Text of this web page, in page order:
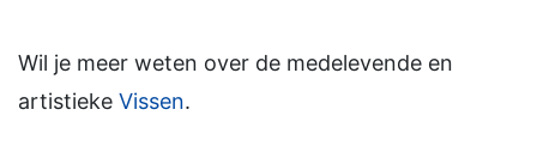
Wil je meer weten over de medelevende en
artistieke Vissen.